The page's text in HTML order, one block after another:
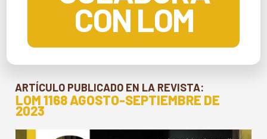
CON LOM
ARTÍCULO PUBLICADO EN LA REVISTA:
LOM 1168 AGOSTO-SEPTIEMBRE DE
2023